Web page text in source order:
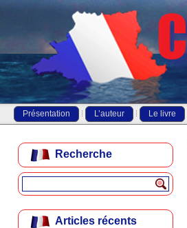
Présentation L’auteur Le livre
Recherche
Articles récents